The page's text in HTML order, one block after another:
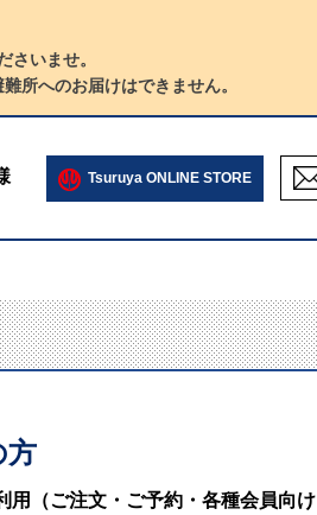
さいませ。
所へのお届けはできません。
Tsuruya ONLINE STORE
方
用（ご注文・ご予約・各種会員向け